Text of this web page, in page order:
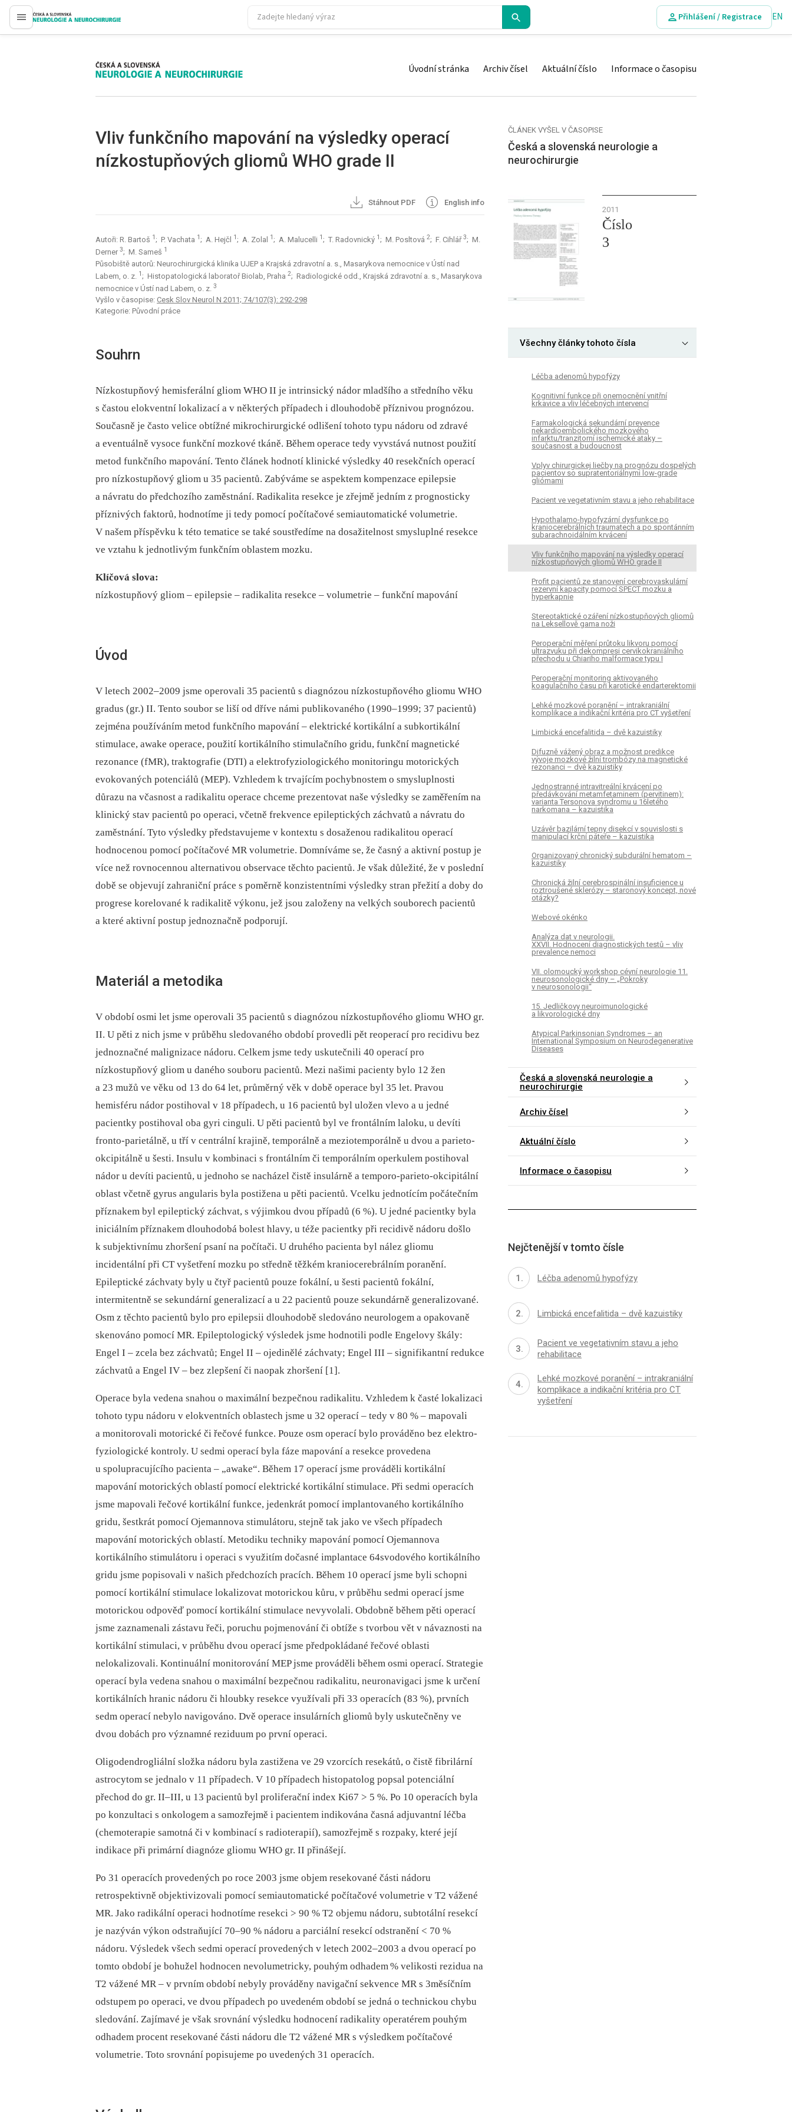
proLékaře.cz
Přihlášení / Registrace EN
proLékaře.cz Úvodní stránka Archiv čísel Aktuální číslo Informace o časopisu
Vliv funkčního mapování na výsledky operací
nízkostupňových gliomů WHO grade II
Stáhnout PDF English info
Autoři: R. Bartoš 1 ; P. Vachata 1 ; A. Hejčl 1 ; A. Zolal 1 ; A. Malucelli 1 ; T. Radovnický 1 ; M. Posltová 2; F. Cihlář3; M.
Derner 3; M. Sameš 1
Působiště autorů: Neurochirurgická klinika UJEP a Krajská zdravotní a. s., Masarykova nemocnice v Ústí nad
Labem, o. z. 1; Histopatologická laboratoř Biolab, Praha 2; Radiologické odd., Krajská zdravotní a. s., Masarykova
nemocnice v Ústí nad Labem, o. z. 3
Vyšlo v časopise: Cesk Slov Neurol N 2011; 74/107(3): 292-298
Kategorie: Původní práce
Souhrn
Nízkostupňový hemisferální gliom WHO II je intrinsický nádor mladšího a středního věku
s častou elokventní lokalizací a v některých případech i dlouhodobě příznivou prognózou.
Současně je často velice obtížné mikrochirurgické odlišení tohoto typu nádoru od zdravé
a eventuálně vysoce funkční mozkové tkáně. Během operace tedy vyvstává nutnost použití
metod funkčního mapování. Tento článek hodnotí klinické výsledky 40 resekčních operací
pro nízkostupňový gliom u 35 pacientů. Zabýváme se aspektem kompenzace epilepsie
a návratu do předchozího zaměstnání. Radikalita resekce je zřejmě jedním z prognosticky
příznivých faktorů, hodnotíme ji tedy pomocí počítačové semiautomatické volumetrie.
V našem příspěvku k této tematice se také soustředíme na dosažitelnost smysluplné resekce
ve vztahu k jednotlivým funkčním oblastem mozku.
Klíčová slova:
nízkostupňový gliom –⁠ epilepsie –⁠ radikalita resekce –⁠ volumetrie –⁠ funkční mapování
Úvod
V letech 2002–2009 jsme operovali 35 pacientů s diagnózou nízkostupňového gliomu WHO
gradus (gr.) II. Tento soubor se liší od dříve námi publikovaného (1990–1999; 37 pacientů)
zejména používáním metod funkčního mapování –⁠ elektrické kortikální a subkortikální
stimulace, awake operace, použití kortikálního stimulačního gridu, funkční magnetické
rezonance (fMR), traktografie (DTI) a elektrofyziologického monitoringu motorických
evokovaných potenciálů (MEP). Vzhledem k trvajícím pochybnostem o smysluplnosti
důrazu na včasnost a radikalitu operace chceme prezentovat naše výsledky se zaměřením na
klinický stav pacientů po operaci, včetně frekvence epileptických záchvatů a návratu do
zaměstnání. Tyto výsledky představujeme v kontextu s dosaženou radikalitou operací
hodnocenou pomocí počítačové MR volumetrie. Domníváme se, že časný a aktivní postup je
více než rovnocennou alternativou observace těchto pacientů. Je však důležité, že v poslední
době se objevují zahraniční práce s poměrně konzistentními výsledky stran přežití a doby do
progrese korelované k radikalitě výkonu, jež jsou založeny na velkých souborech pacientů
a které aktivní postup jednoznačně podporují.
Materiál a metodika
V období osmi let jsme operovali 35 pacientů s diagnózou nízkostupňového glio­­mu WHO gr.
II. U pěti z nich jsme v průběhu sledovaného období provedli pět reoperací pro recidivu bez
jednoznačné malignizace nádoru. Celkem jsme tedy uskutečnili 40 operací pro
nízkostupňový gliom u daného souboru pacientů. Mezi našimi pacienty bylo 12 žen
a 23 mužů ve věku od 13 do 64 let, průměrný věk v době operace byl 35 let. Pravou
hemisféru nádor postihoval v 18 případech, u 16 pacientů byl uložen vlevo a u jedné
pacientky postihoval oba gyri cinguli. U pěti pacientů byl ve frontálním laloku, u devíti
fronto-parietálně, u tří v centrální krajině, temporálně a meziotemporálně u dvou a parieto-
okcipitálně u šesti. Insulu v kombinaci s frontálním či temporálním operkulem postihoval
nádor u devíti pacientů, u jednoho se nacházel čistě insulárně a temporo-parieto-okcipitální
oblast včetně gyrus angularis byla postižena u pěti pacientů. Vcelku jednotícím počátečním
příznakem byl epileptický záchvat, s výjimkou dvou případů (6 %). U jedné pacientky byla
iniciálním příznakem dlouhodobá bolest hlavy, u téže pacientky při recidivě nádoru došlo
k subjektivnímu zhoršení psaní na počítači. U druhého pacienta byl nález gliomu
incidentální při CT vyšetření mozku po středně těžkém kranio­cerebrálním poranění.
Epileptické záchvaty byly u čtyř pacientů pouze fokální, u šesti pacientů fokální,
intermitentně se sekundární generalizací a u 22 pacientů pouze sekundárně generalizované.
Osm z těchto pacientů bylo pro epilepsii dlouhodobě sledováno neurologem a opakovaně
skenováno pomocí MR. Epileptologický výsledek jsme hodnotili podle Engelovy škály:
Engel I –⁠ zcela bez záchvatů; Engel II –⁠ ojedinělé záchvaty; Engel III –⁠ signifikantní redukce
záchvatů a Engel IV –⁠ bez zlepšení či na­opak zhoršení [1].
Operace byla vedena snahou o maximální bezpečnou radikalitu. Vzhledem k časté lokalizaci
tohoto typu nádoru v elokventních oblastech jsme u 32 operací –⁠ tedy v 80 % –⁠ mapovali
a monitorovali motorické či řečové funkce. Pouze osm operací bylo prováděno bez elektro­
fyziologické kontroly. U sedmi operací byla fáze mapování a resekce provedena
u spolupracujícího pacienta –⁠ „awake“. Během 17 operací jsme prováděli kortikální
mapování motorických oblastí pomocí elektrické kortikální stimulace. Při sedmi operacích
jsme mapovali řečové kortikální funkce, jedenkrát pomocí implantovaného kortikálního
gridu, šestkrát pomocí Ojemannova stimulátoru, stejně tak jako ve všech případech
mapování motorických oblastí. Metodiku techniky mapování pomocí Ojemannova
kortikálního stimulátoru i operaci s využitím dočasné implantace 64svodového kortikálního
gridu jsme popisovali v našich předchozích pracích. Během 10 operací jsme byli schopni
pomocí kortikální stimulace lokalizovat motorickou kůru, v průběhu sedmi operací jsme
motorickou odpověď pomocí kortikální stimulace nevyvolali. Obdobně během pěti operací
jsme zaznamenali zástavu řeči, poruchu pojmenování či obtíže s tvorbou vět v návaznosti na
kortikální stimulaci, v průběhu dvou operací jsme předpokládané řečové oblasti
nelokalizovali. Kontinuální monitorování MEP jsme prováděli během osmi operací. Strategie
operací byla vedena snahou o maximální bezpečnou radikalitu, neuronavigaci jsme k určení
kortikálních hranic nádoru či hloubky resekce využívali při 33 operacích (83 %), prvních
sedm operací nebylo navigováno. Dvě operace insulárních gliomů byly uskutečněny ve
dvou dobách pro významné reziduum po první operaci.
Oligodendrogliální složka nádoru byla zastižena ve 29 vzorcích resekátů, o čistě fibrilární
astrocytom se jednalo v 11 případech. V 10 případech histopatolog popsal potenciální
přechod do gr. II–III, u 13 pacientů byl proliferační index Ki67 > 5 %. Po 10 operacích byla
po konzultaci s onkologem a samozřejmě i pacientem indikována časná adjuvantní léčba
(chemoterapie samotná či v kombinací s radioterapií), samozřejmě s rozpaky, které její
indikace při primární diagnóze gliomu WHO gr. II přinášejí.
Po 31 operacích provedených po roce 2003 jsme objem resekované části nádoru
retrospektivně objektivizovali pomocí semiautomatické počítačové volumetrie v T2 vážené
MR. Jako radikální operaci hodnotíme resekci > 90 % T2 objemu nádoru, subtotální resekcí
je nazýván výkon odstraňující 70–90 % nádoru a parciální resekcí odstranění < 70 %
nádoru. Výsledek všech sedmi operací provedených v letech 2002–2003 a dvou operací po
tomto období je bohužel hodnocen nevolumetricky, pouhým odhadem % velikosti rezidua na
T2 vážené MR –⁠ v prvním období nebyly prováděny navigační sekvence MR s 3měsíčním
odstupem po operaci, ve dvou případech po uvedeném období se jedná o technickou chybu
sledování. Zajímavé je však srovnání výsledku hodnocení radikality operatérem pouhým
odhadem procent resekované části nádoru dle T2 vážené MR s výsledkem počítačové
volumetrie. Toto srovnání popisujeme po uvedených 31 operacích.
ČLÁNEK VYŠEL V ČASOPISE
Česká a slovenská neurologie a
neurochirurgie
2011
Číslo
3
Všechny články tohoto čísla
Léčba adenomů hypofýzy
Kognitivní funkce při onemocnění vnitřní
krkavice a vliv léčebných intervencí
Farmakologická sekundární prevence
nekardioembolického mozkového
infarktu/tranzitorní ischemické ataky –
současnost a budoucnost
Vplyv chirurgickej liečby na prognózu dospelých
pacientov so supratentoriálnymi low-grade
gliómami
Pacient ve vegetativním stavu a jeho rehabilitace
Hypothalamo-hypofyzární dysfunkce po
kraniocerebrálních traumatech a po spontánním
subarachnoidálním krvácení
Vliv funkčního mapování na výsledky operací
nízkostupňových gliomů WHO grade II
Profit pacientů ze stanovení cerebrovaskulární
rezervní kapacity pomocí SPECT mozku a
hyperkapnie
Stereotaktické ozáření nízkostupňových gliomů
na Leksellově gama noži
Peroperační měření průtoku likvoru pomocí
ultrazvuku při dekompresi cervikokraniálního
přechodu u Chiariho malformace typu I
Peroperační monitoring aktivovaného
koagulačního času při karotické endarterektomii
Lehké mozkové poranění – intrakraniální
komplikace a indikační kritéria pro CT vyšetření
Limbická encefalitida – dvě kazuistiky
Difuzně vážený obraz a možnost predikce
vývoje mozkové žilní trombózy na magnetické
rezonanci – dvě kazuistiky
Jednostranné intravitreální krvácení po
předávkování metamfetaminem (pervitinem):
varianta Tersonova syndromu u 16letého
narkomana – kazuistika
Uzávěr bazilární tepny disekcí v souvislosti s
manipulací krční páteře – kazuistika
Organizovaný chronický subdurální hematom –
kazuistiky
Chronická žilní cerebrospinální insuficience u
roztroušené sklerózy – staronový koncept, nové
otázky?
Webové okénko
Analýza dat v neurologii.
XXVII. Hodnocení diagnostických testů – vliv
prevalence nemoci
VII. olomoucký workshop cévní neurologie 11.
neurosonologické dny – „Pokroky
v neurosonologii“
15. Jedličkovy neuroimunologické
a likvorologické dny
Atypical Parkinsonian Syndromes – an
International Symposium on Neurodegenerative
Diseases
Česká a slovenská neurologie a
neurochirurgie
Archiv čísel
Aktuální číslo
Informace o časopisu
Nejčtenější v tomto čísle
Léčba adenomů hypofýzy
Limbická encefalitida – dvě kazuistiky
Pacient ve vegetativním stavu a jeho
rehabilitace
Lehké mozkové poranění – intrakraniální
komplikace a indikační kritéria pro CT
vyšetření